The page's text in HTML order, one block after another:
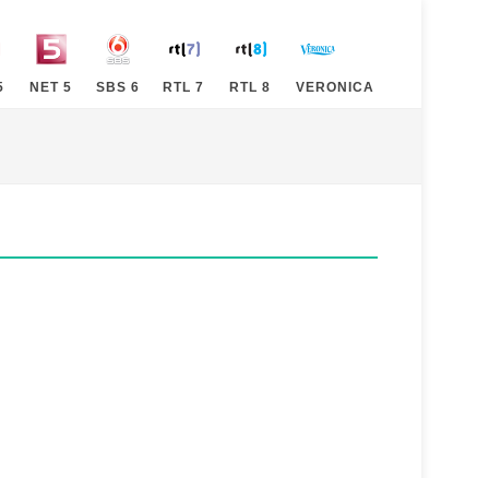
NET 5 SBS 6 RTL 7 RTL 8 VERONICA